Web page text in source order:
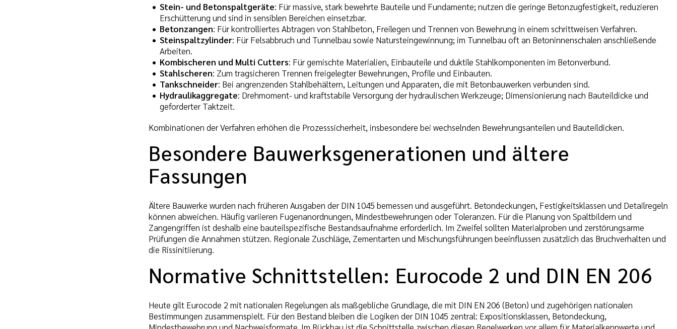
Stein- und Betonspaltgeräte: Für massive, stark bewehrte Bauteile und Fundamente; nutzen die geringe Betonzugfestigkeit, reduzieren
Erschütterung und sind in sensiblen Bereichen einsetzbar.
Betonzangen: Für kontrolliertes Abtragen von Stahlbeton, Freilegen und Trennen von Bewehrung in einem schrittweisen Verfahren.
Steinspaltzylinder: Für Felsabbruch und Tunnelbau sowie Natursteingewinnung; im Tunnelbau oft an Betoninnenschalen anschließende
Arbeiten.
Kombischeren und Multi Cutters: Für gemischte Materialien, Einbauteile und duktile Stahlkomponenten im Betonverbund.
Stahlscheren: Zum tragsicheren Trennen freigelegter Bewehrungen, Profile und Einbauten.
Tankschneider: Bei angrenzenden Stahlbehältern, Leitungen und Apparaten, die mit Betonbauwerken verbunden sind.
Hydraulikaggregate: Drehmoment- und kraftstabile Versorgung der hydraulischen Werkzeuge; Dimensionierung nach Bauteildicke und
geforderter Taktzeit.
Kombinationen der Verfahren erhöhen die Prozesssicherheit, insbesondere bei wechselnden Bewehrungsanteilen und Bauteildicken.
Besondere Bauwerksgenerationen und ältere
Fassungen
Ältere Bauwerke wurden nach früheren Ausgaben der DIN 1045 bemessen und ausgeführt. Betondeckungen, Festigkeitsklassen und Detailregeln
können abweichen. Häufig variieren Fugenanordnungen, Mindestbewehrungen oder Toleranzen. Für die Planung von Spaltbildern und
Zangengriffen ist deshalb eine bauteilspezifische Bestandsaufnahme erforderlich. Im Zweifel sollten Materialproben und zerstörungsarme
Prüfungen die Annahmen stützen. Regionale Zuschläge, Zementarten und Mischungsführungen beeinflussen zusätzlich das Bruchverhalten und
die Rissinitiierung.
Normative Schnittstellen: Eurocode 2 und DIN EN 206
Heute gilt Eurocode 2 mit nationalen Regelungen als maßgebliche Grundlage, die mit DIN EN 206 (Beton) und zugehörigen nationalen
Bestimmungen zusammenspielt. Für den Bestand bleiben die Logiken der DIN 1045 zentral: Expositionsklassen, Betondeckung,